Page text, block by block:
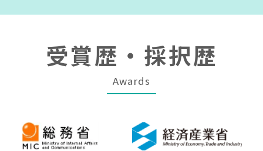
受賞歴・採択歴
Awards